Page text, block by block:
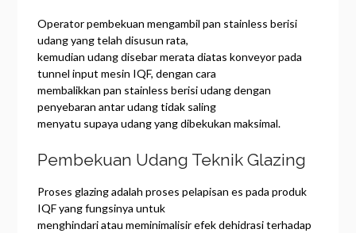
Operator pembekuan mengambil pan stainless berisi
udang yang telah disusun rata,
kemudian udang disebar merata diatas konveyor pada
tunnel input mesin IQF, dengan cara
membalikkan pan stainless berisi udang dengan
penyebaran antar udang tidak saling
menyatu supaya udang yang dibekukan maksimal.
Pembekuan Udang Teknik Glazing
Proses glazing adalah proses pelapisan es pada produk
IQF yang fungsinya untuk
menghindari atau meminimalisir efek dehidrasi terhadap